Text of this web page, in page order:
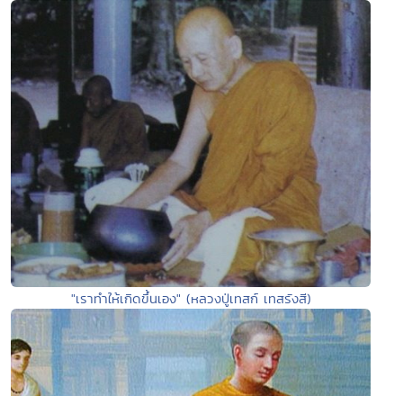
"เราทำให้เกิดขึ้นเอง" (หลวงปู่เทสก์ เทสรังสี)